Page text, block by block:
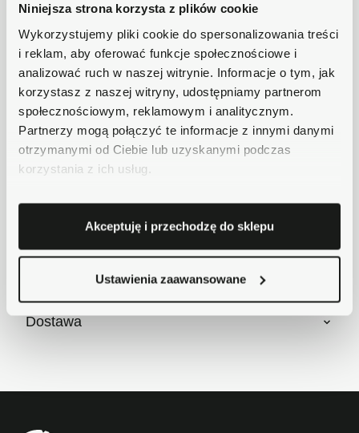
Niniejsza strona korzysta z plików cookie
Wykorzystujemy pliki cookie do spersonalizowania treści
i reklam, aby oferować funkcje społecznościowe i
analizować ruch w naszej witrynie. Informacje o tym, jak
korzystasz z naszej witryny, udostępniamy partnerom
społecznościowym, reklamowym i analitycznym.
Partnerzy mogą połączyć te informacje z innymi danymi
otrzymanymi od Ciebie lub uzyskanymi podczas
korzystania z ich usług.
Akceptuję i przechodzę do sklepu
Ustawienia zaawansowane
dostawy już od 18zł.
Bezpieczne płatności
Płatności obsługuje Przelewy24 - największy
operator płatności online w Polsce.
Masz pytania dotyczące produktu?
Zadzwoń do nas 62 733 86 11 lub napisz e-
mail. Chętnie pomożemy!
Szczegóły produktu
Dostawa